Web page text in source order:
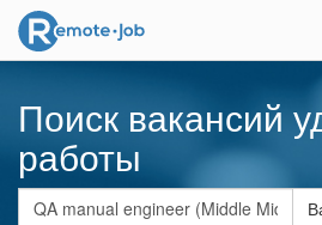
Поиск вакансий
работы